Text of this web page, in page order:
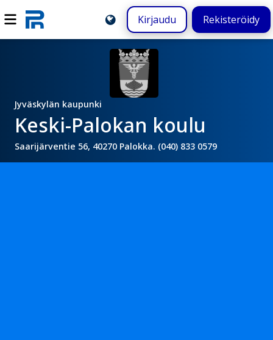
Kirjaudu Rekisteröidy
Jyväskylän kaupunki
Keski-Palokan koulu
Saarijärventie 56, 40270 Palokka. (040) 833 0579